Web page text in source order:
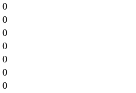
0
0
0
0
0
0
0